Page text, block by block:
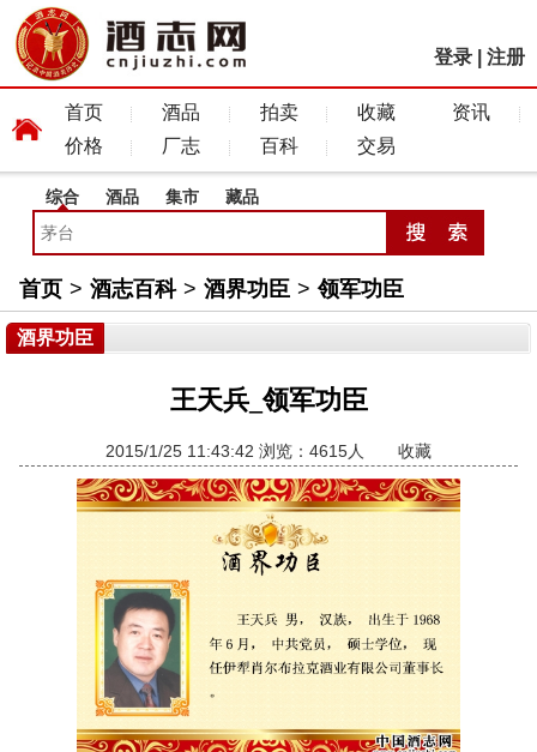
登录 注册
首页 酒品 拍卖 收藏
资讯
价格
厂志 百科 交易
综合 酒品 集市 藏品
首页 > 酒志百科 > 酒界功臣 > 领军功臣
酒界功臣
王天兵_领军功臣
2015/1/25 11:43:42 浏览：4615人 收藏